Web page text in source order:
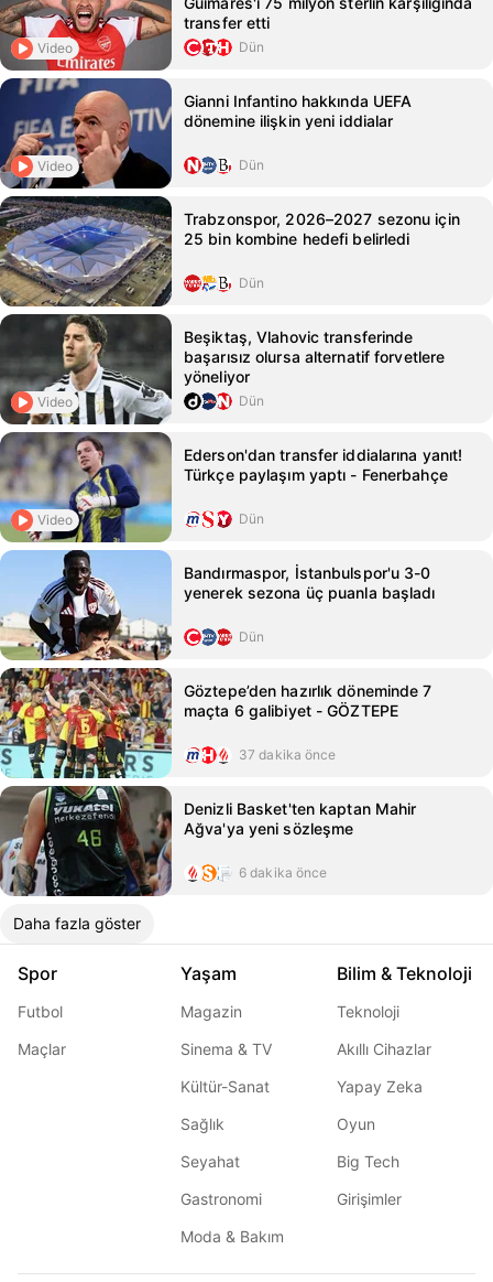
Video
transfer etti
Dün
Video
Gianni Infantino hakkında UEFA
dönemine ilişkin yeni iddialar
Dün
Trabzonspor, 2026–2027 sezonu için
25 bin kombine hedefi belirledi
Dün
Video
Beşiktaş, Vlahovic transferinde
başarısız olursa alternatif forvetlere
yöneliyor
Dün
Video
Ederson'dan transfer iddialarına yanıt!
Türkçe paylaşım yaptı - Fenerbahçe
Dün
Bandırmaspor, İstanbulspor'u 3-0
yenerek sezona üç puanla başladı
Dün
Göztepe’den hazırlık döneminde 7
maçta 6 galibiyet - GÖZTEPE
37 dakika önce
Denizli Basket'ten kaptan Mahir
Ağva'ya yeni sözleşme
6 dakika önce
Daha fazla göster
Spor
Futbol
Maçlar
Yaşam
Magazin
Sinema & TV
Kültür-Sanat
Sağlık
Seyahat
Gastronomi
Moda & Bakım
Bilim & Teknoloji
Teknoloji
Akıllı Cihazlar
Yapay Zeka
Oyun
Big Tech
Girişimler